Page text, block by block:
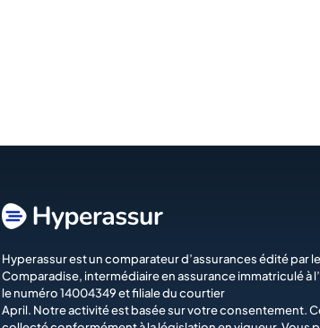
Hyperassur est un comparateur d’assurances édité par
Comparadise, intermédiaire en assurance immatriculé à
le numéro 14004349 et filiale du courtier
April. Notre activité est basée sur votre consentement.